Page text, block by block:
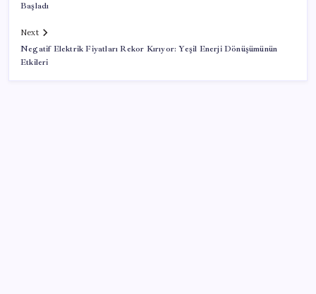
Başladı
Next
Negatif Elektrik Fiyatları Rekor Kırıyor: Yeşil Enerji Dönüşümünün
Etkileri